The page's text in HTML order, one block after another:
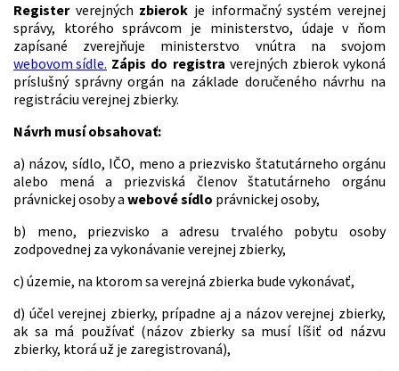
Register verejných zbierok je informačný systém verejnej
správy, ktorého správcom je ministerstvo, údaje v ňom
zapísané zverejňuje ministerstvo vnútra na svojom
webovom sídle. Zápis do registra verejných zbierok vykoná
príslušný správny orgán na základe doručeného návrhu na
registráciu verejnej zbierky.
Návrh musí obsahovať:
a) názov, sídlo, IČO, meno a priezvisko štatutárneho orgánu
alebo mená a priezviská členov štatutárneho orgánu
právnickej osoby a webové sídlo právnickej osoby,
b) meno, priezvisko a adresu trvalého pobytu osoby
zodpovednej za vykonávanie verejnej zbierky,
c) územie, na ktorom sa verejná zbierka bude vykonávať,
d) účel verejnej zbierky, prípadne aj a názov verejnej zbierky,
ak sa má používať (názov zbierky sa musí líšiť od názvu
zbierky, ktorá už je zaregistrovaná),